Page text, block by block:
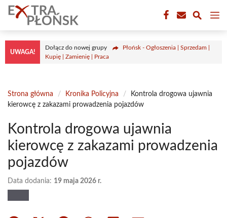
Przejdź
treści
UWAGA!
Dołącz do nowej grupy
Płońsk - Ogłoszenia | Sprzedam |
Kupię | Zamienię | Praca
Strona główna / Kronika Policyjna /
Kontrola drogowa ujawnia
kierowcę z zakazami prowadzenia pojazdów
Kontrola drogowa ujawnia
kierowcę z zakazami prowadzenia
pojazdów
Data dodania: 19 maja 2026 r.